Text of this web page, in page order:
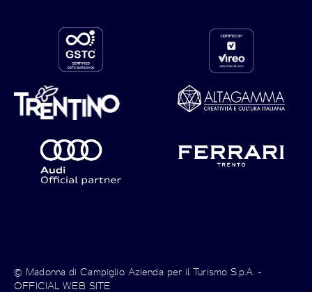
© Madonna di Campiglio Azienda per il Turismo S.p.A. -
OFFICIAL WEB SITE